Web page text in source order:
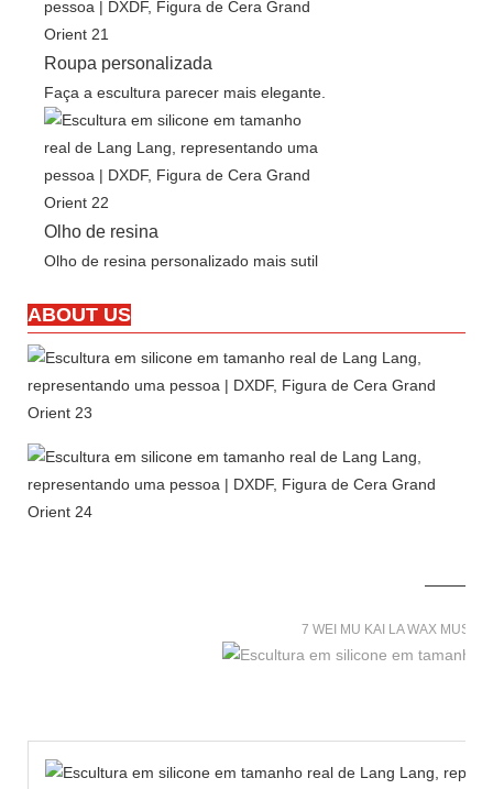
Roupa personalizada
Faça a escultura parecer mais elegante.
Olho de resina
Olho de resina personalizado mais sutil
ABOUT US
7 WEI MU KAI LA WAX